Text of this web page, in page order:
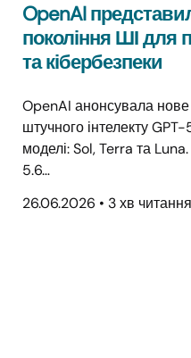
OpenAI
покоління ШІ для
та кібербезпеки
OpenAI анонсувала
штучного інтелекту
моделі: Sol, Terra та
5.6…
26.06.2026 • 3 хв читання